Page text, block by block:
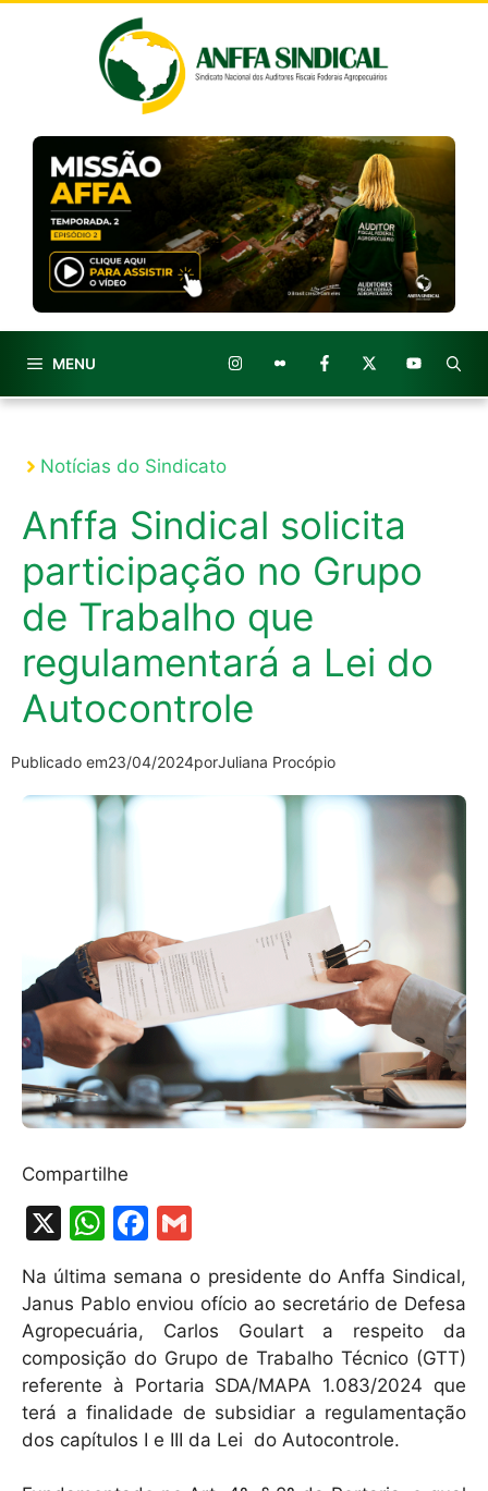
MENU
Notícias do Sindicato
Anffa Sindical solicita
participação no Grupo
de Trabalho que
regulamentará a Lei do
Autocontrole
Publicado em23/04/2024porJuliana Procópio
Compartilhe
X
W
at
s
A
p
p
F
c
e
b
o
o
ai
l
Na última semana o presidente do Anffa Sindical,
Janus Pablo enviou ofício ao secretário de Defesa
Agropecuária, Carlos Goulart a respeito da
composição do Grupo de Trabalho Técnico (GTT)
referente à Portaria SDA/MAPA 1.083/2024 que
terá a finalidade de subsidiar a regulamentação
dos capítulos I e III da Lei do Autocontrole.